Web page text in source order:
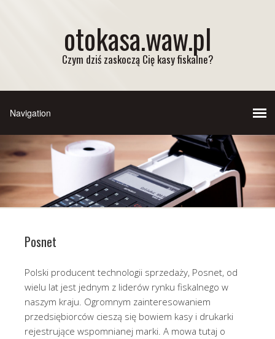
otokasa.waw.pl
Czym dziś zaskoczą Cię kasy fiskalne?
Posnet
Polski producent technologii sprzedaży, Posnet, od
wielu lat jest jednym z liderów rynku fiskalnego w
naszym kraju. Ogromnym zainteresowaniem
przedsiębiorców cieszą się bowiem kasy i drukarki
rejestrujące wspomnianej marki. A mowa tutaj o